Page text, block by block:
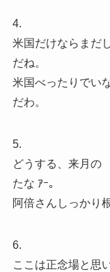
4.
米国だけならまだ
だね。
米国べったりでい
だわ。
5.
どうする、来月
たな ｱｰ｡
阿倍さんしっかり
6.
ここは正念場と思